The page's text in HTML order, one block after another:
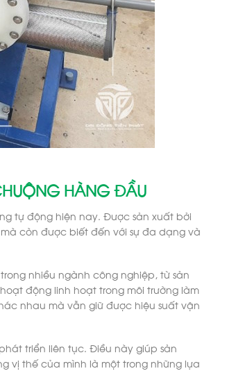
HÀNG ĐẦU
tự động hiện nay. Được sản xuất bởi
còn được biết đến với sự đa dạng và
nhiều ngành công nghiệp, từ sản
động linh hoạt trong môi trường làm
nhau mà vẫn giữ được hiệu suất vận
triển liên tục. Điều này giúp sản
vị thế của mình là một trong những lựa